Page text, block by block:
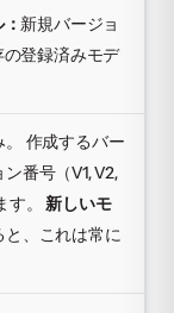
新規バージョ
登録済みモデ
。 作成するバー
番号（V1, V2,
す。 新しいモ
と、これは常に